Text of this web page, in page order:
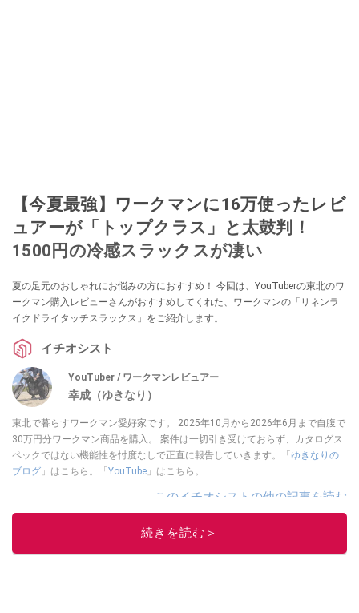
【今夏最強】ワークマンに16万使ったレビ
ュアーが「トップクラス」と太鼓判！
1500円の冷感スラックスが凄い
夏の足元のおしゃれにお悩みの方におすすめ！ 今回は、YouTuberの東北のワ
ークマン購入レビューさんがおすすめしてくれた、ワークマンの「リネンラ
イクドライタッチスラックス」をご紹介します。
イチオシスト
YouTuber / ワークマンレビュアー
幸成（ゆきなり）
東北で暮らすワークマン愛好家です。 2025年10月から2026年6月まで自腹で
30万円分ワークマン商品を購入。 案件は一切引き受けておらず、カタログス
ペックではない機能性を忖度なしで正直に報告していきます。「 ゆきなりの
ブログ 」はこちら。「 YouTube 」はこちら。
このイチオシストの他の記事を読む
続きを読む＞